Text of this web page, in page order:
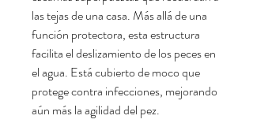
las tejas de una casa. Más allá de una
función protectora, esta estructura
facilita el deslizamiento de los peces en
el agua. Está cubierto de moco que
protege contra infecciones, mejorando
aún más la agilidad del pez.